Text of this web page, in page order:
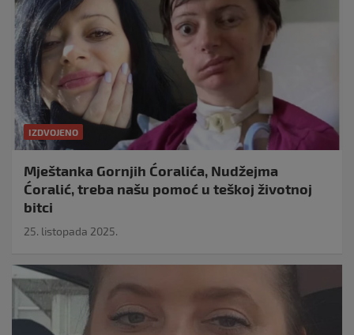
IZDVOJENO
Mještanka Gornjih Ćoralića, Nudžejma
Ćoralić, treba našu pomoć u teškoj životnoj
bitci
25. listopada 2025.